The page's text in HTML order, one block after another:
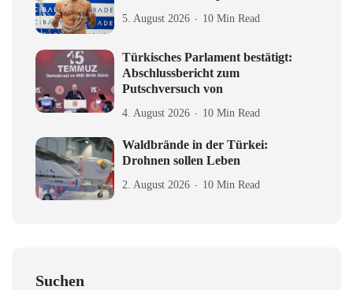
5. August 2026 10 Min Read
Türkisches Parlament bestätigt:
Abschlussbericht zum
Putschversuch von
4. August 2026 10 Min Read
Waldbrände in der Türkei:
Drohnen sollen Leben
2. August 2026 10 Min Read
Suchen